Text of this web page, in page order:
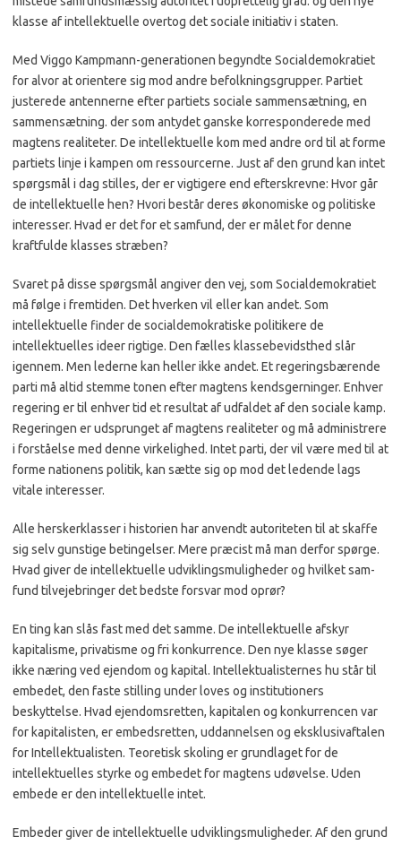
klasse af intellektuelle overtog det sociale initiativ i staten.
Med Viggo Kampmann-generationen begyndte Socialde­mokratiet
for alvor at oriente­re sig mod andre befolknings­grupper. Partiet
justerede an­tennerne efter partiets sociale sammensætning, en
sammen­sætning. der som antydet gan­ske korresponderede med
magtens realiteter. De intel­lektuelle kom med andre ord til at forme
partiets linje i kam­pen om ressourcerne. Just af den grund kan intet
spørgsmål i dag stilles, der er vigtigere end efterskrevne: Hvor går
de intellektuelle hen? Hvori be­står deres økonomiske og poli­tiske
interesser. Hvad er det for et samfund, der er målet for denne
kraftfulde klasses stræ­ben?
Svaret på disse spørgsmål angiver den vej, som Socialde­mokratiet
må følge i fremtiden. Det hverken vil eller kan an­det. Som
intellektuelle finder de socialdemokratiske politi­kere de
intellektuelles ideer rigtige. Den fælles klassebe­vidsthed slår
igennem. Men le­derne kan heller ikke andet. Et regeringsbærende
parti må al­tid stemme tonen efter mag­tens kendsgerninger. Enhver
regering er til enhver tid et re­sultat af udfaldet af den sociale kamp.
Regeringen er udsprun­get af magtens realiteter og må administrere
i forståelse med denne virkelighed. Intet parti, der vil være med til at
forme nationens politik, kan sætte sig op mod det ledende lags
vitale interesser.
Alle herskerklasser i histori­en har anvendt autoriteten til at skaffe
sig selv gunstige be­tingelser. Mere præcist må man derfor spørge.
Hvad giver de intellektuelle udviklings­muligheder og hvilket sam­
fund tilvejebringer det bedste forsvar mod oprør?
En ting kan slås fast med det samme. De intellektuelle af­skyr
kapitalisme, privatisme og fri konkurrence. Den nye klasse søger
ikke næring ved ejendom og kapital. Intellektu­alisternes hu står til
embedet, den faste stilling under loves og institutioners
beskyttelse. Hvad ejendomsretten, kapita­len og konkurrencen var
for kapitalisten, er embedsretten, uddannelsen og eksklusivafta­len
for Intellektualisten. Teo­retisk skoling er grundlaget for de
intellektuelles styrke og embedet for magtens udøvelse. Uden
embede er den intellek­tuelle intet.
Embeder giver de intellektu­elle udviklingsmuligheder. Af den grund